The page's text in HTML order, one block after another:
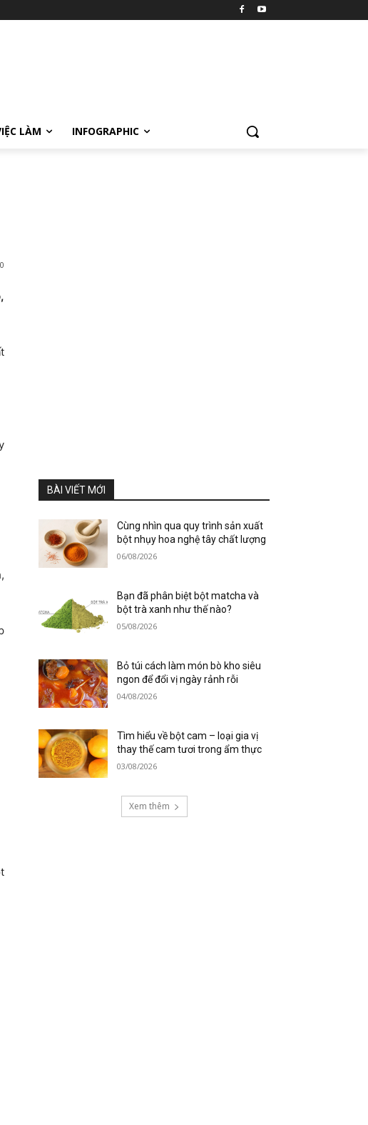
LÀM INFOGRAPHIC
0
BÀI VIẾT MỚI
Cùng nhìn qua quy trình sản xuất
bột nhụy hoa nghệ tây chất lượng
06/08/2026
Bạn đã phân biệt bột matcha và
bột trà xanh như thế nào?
05/08/2026
Bỏ túi cách làm món bò kho siêu
ngon để đổi vị ngày rảnh rỗi
04/08/2026
Tìm hiểu về bột cam – loại gia vị
thay thế cam tươi trong ẩm thực
03/08/2026
Xem thêm